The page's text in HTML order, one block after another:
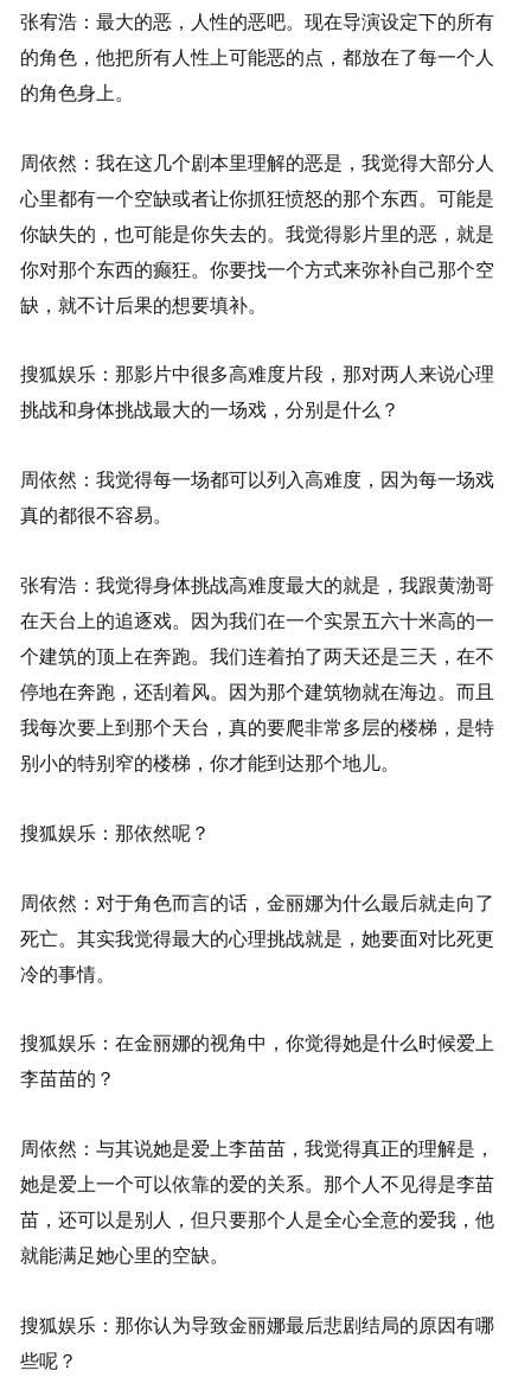
张宥浩：最大的恶，人性的恶吧。现在导演设定下的所有
的角色，他把所有人性上可能恶的点，都放在了每一个人
的角色身上。
周依然：我在这几个剧本里理解的恶是，我觉得大部分人
心里都有一个空缺或者让你抓狂愤怒的那个东西。可能是
你缺失的，也可能是你失去的。我觉得影片里的恶，就是
你对那个东西的癫狂。你要找一个方式来弥补自己那个空
缺，就不计后果的想要填补。
搜狐娱乐：那影片中很多高难度片段，那对两人来说心理
挑战和身体挑战最大的一场戏，分别是什么？
周依然：我觉得每一场都可以列入高难度，因为每一场戏
真的都很不容易。
张宥浩：我觉得身体挑战高难度最大的就是，我跟黄渤哥
在天台上的追逐戏。因为我们在一个实景五六十米高的一
个建筑的顶上在奔跑。我们连着拍了两天还是三天，在不
停地在奔跑，还刮着风。因为那个建筑物就在海边。而且
我每次要上到那个天台，真的要爬非常多层的楼梯，是特
别小的特别窄的楼梯，你才能到达那个地儿。
搜狐娱乐：那依然呢？
周依然：对于角色而言的话，金丽娜为什么最后就走向了
死亡。其实我觉得最大的心理挑战就是，她要面对比死更
冷的事情。
搜狐娱乐：在金丽娜的视角中，你觉得她是什么时候爱上
李苗苗的？
周依然：与其说她是爱上李苗苗，我觉得真正的理解是，
她是爱上一个可以依靠的爱的关系。那个人不见得是李苗
苗，还可以是别人，但只要那个人是全心全意的爱我，他
就能满足她心里的空缺。
搜狐娱乐：那你认为导致金丽娜最后悲剧结局的原因有哪
些呢？